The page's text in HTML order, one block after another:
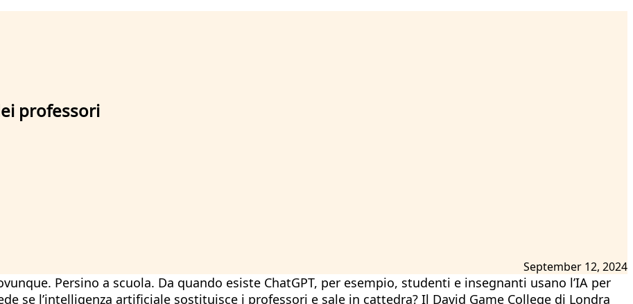
professori
September 12, 2024
Persino a scuola. Da quando esiste ChatGPT, per esempio, studenti e insegnanti usano l’IA per
se l’intelligenza artificiale sostituisce i professori e sale in cattedra? Il David Game College di Londra